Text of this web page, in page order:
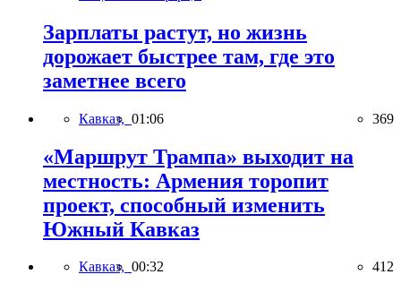
Зарплаты растут, но жизнь
дорожает быстрее там, где это
заметнее всего
Кавказ, 01:06 369
«Маршрут Трампа» выходит на
местность: Армения торопит
проект, способный изменить
Южный Кавказ
Кавказ, 00:32 412